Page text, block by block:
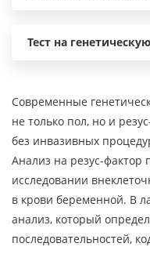
Тест на
Современные
не только пол, но и
без инвазивных
Анализ на резус-фактор
исследовании
в крови беременной. В
анализ, который
последовательностей,